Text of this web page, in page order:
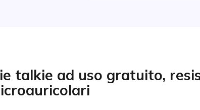
talkie ad uso gratuito,